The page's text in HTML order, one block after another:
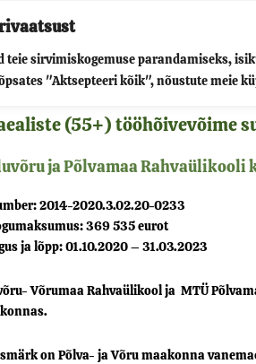
teie sirvimiskogemuse parandamiseks,
"Aktsepteeri kõik", nõustute meie
(55+) tööhõivevõime
ja Põlvamaa Rahvaülikooli
2014-2020.3.02.20-0233
369 535 eurot
ja lõpp: 01.10.2020 – 31.03.2023
Võrumaa Rahvaülikool ja MTÜ
on Põlva- ja Võru maakonna